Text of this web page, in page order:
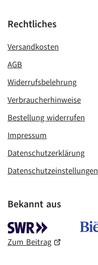
Rechtliches
Versandkosten
AGB
Widerrufsbelehrung
Verbraucherhinweise
Bestellung widerrufen
Impressum
Datenschutzerklärung
Datenschutzeinstellungen
Bekannt aus
Zum Beitrag